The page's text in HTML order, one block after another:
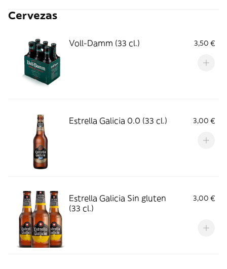
Cervezas
Voll-Damm (33 cl.) 3,50 €
Estrella Galicia 0.0 (33 cl.) 3,00 €
Estrella Galicia Sin gluten
(33 cl.)
3,00 €